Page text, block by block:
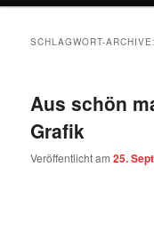
SCHLAGWORT-
Aus schön
Grafik
Veröffentlicht am25.